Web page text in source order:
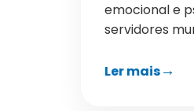
emocional e
servidores
Ler mais